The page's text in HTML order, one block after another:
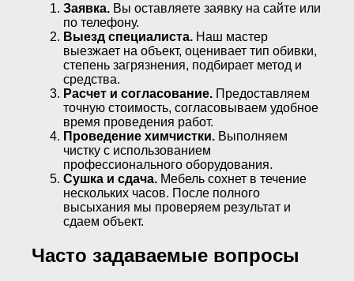
Заявка. Вы оставляете заявку на сайте или
по телефону.
Выезд специалиста. Наш мастер
выезжает на объект, оценивает тип обивки,
степень загрязнения, подбирает метод и
средства.
Расчет и согласование. Предоставляем
точную стоимость, согласовываем удобное
время проведения работ.
Проведение химчистки. Выполняем
чистку с использованием
профессионального оборудования.
Сушка и сдача. Мебель сохнет в течение
нескольких часов. После полного
высыхания мы проверяем результат и
сдаем объект.
Часто задаваемые вопросы